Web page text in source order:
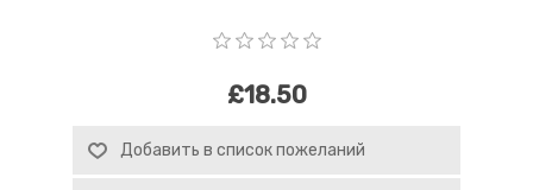
£18.50
Добавить в список пожеланий